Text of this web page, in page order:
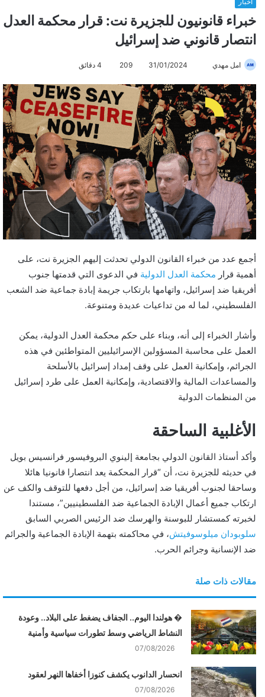
خبراء قانونيون للجزيرة نت: قرار محكمة العدل
انتصار قانوني ضد إسرائيل
امل مهدي
س
ل
ر
ي
د
ا
إ
ل
ك
و
ن
ي
ا
31/01/2024
209
أجمع عدد من خبراء القانون الدولي تحدثت إليهم الجزيرة نت، على
أهمية قرار محكمة العدل الدولية في الدعوى التي قدمتها جنوب
أفريقيا ضد إسرائيل، واتهامها بارتكاب جريمة إبادة جماعية ضد الشعب
الفلسطيني، لما له من تداعيات عديدة ومتنوعة.
وأشار الخبراء إلى أنه، وبناء على حكم محكمة العدل الدولية، يمكن
العمل على محاسبة المسؤولين الإسرائيليين المتواطئين في هذه
الجرائم، وإمكانية العمل على وقف إمداد إسرائيل بالأسلحة
والمساعدات المالية والاقتصادية، وإمكانية العمل على طرد إسرائيل
من المنظمات الدولية
الأغلبية الساحقة
وأكد أستاذ القانون الدولي بجامعة إلينوي البروفيسور فرانسيس بويل
في حديثه للجزيرة نت، أن “قرار المحكمة يعد انتصارا قانونيا هائلا
وساحقا لجنوب أفريقيا ضد إسرائيل، من أجل دفعها للتوقف والكف عن
ارتكاب جميع أعمال الإبادة الجماعية ضد الفلسطينيين”، مستندا
لخبرته كمستشار للبوسنة والهرسك ضد الرئيس الصربي السابق
سلوبودان ميلوسوفيتش، في محاكمته بتهمة الإبادة الجماعية والجرائم
ضد الإنسانية وجرائم الحرب.
مقالات ذات صلة
� هولندا اليوم.. الجفاف يضغط على البلاد.. وعودة
النشاط الرياضي وسط تطورات سياسية وأمنية
07/08/2026
انحسار الدانوب يكشف كنوزا أخفاها النهر لعقود
07/08/2026